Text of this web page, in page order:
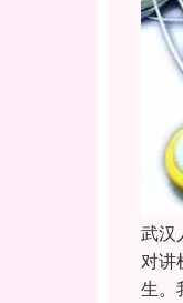
武汉
对讲
生。